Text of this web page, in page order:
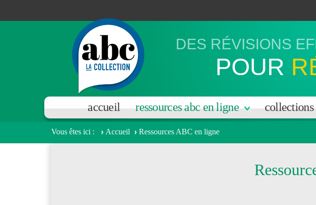
DES RÉVISIONS
POUR
accueil ressources abc en ligne collections
Vous êtes ici Accueil Ressources ABC en ligne